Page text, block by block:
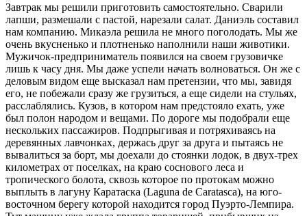
Завтрак мы решили приготовить самостоятельно. Сварили
лапши, размешали с пастой, нарезали салат. Даниэль составил
нам компанию. Микаэла решила не много поголодать. Мы же
очень вкусненько и плотненько наполнили наши животики.
Мужичок-предприниматель появился на своем грузовичке
лишь к часу дня. Мы даже успели начать волноваться. Он же с
деловым видом еще высказал нам претензии, что мы, завидя
его, не побежали сразу же грузиться, а еще сидели на стульях,
расслаблялись. Кузов, в котором нам предстояло ехать, уже
был полон народом и вещами. По дороге мы подобрали еще
нескольких пассажиров. Подпрыгивая и потряхиваясь на
деревянных лавчонках, держась друг за друга и пытаясь не
вывалиться за борт, мы доехали до стоянки лодок, в двух-трех
километрах от поселках, на краю соснового леса и
тропического болота, сквозь которое по протокам можно
выплыть в лагуну Каратаска (Laguna de Caratasca), на юго-
восточном берегу которой находится город Пуэрто-Лемпира.